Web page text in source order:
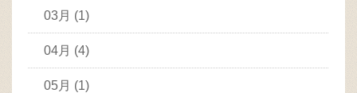
03月 (1)
04月 (4)
05月 (1)